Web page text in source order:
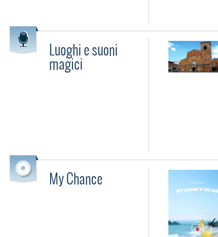
Luoghi e suoni
magici
My Chance